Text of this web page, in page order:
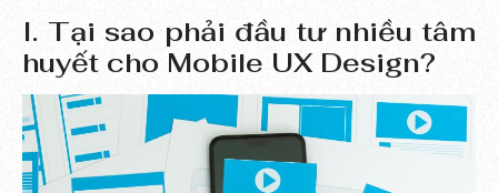
I. Tại sao phải đầu tư nhiều tâm
huyết cho Mobile UX Design?